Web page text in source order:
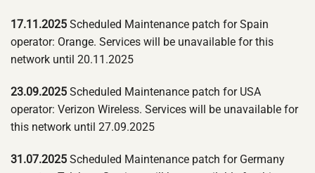
17.11.2025 Scheduled Maintenance patch for Spain
operator: Orange. Services will be unavailable for this
network until 20.11.2025
23.09.2025 Scheduled Maintenance patch for USA
operator: Verizon Wireless. Services will be unavailable for
this network until 27.09.2025
31.07.2025 Scheduled Maintenance patch for Germany